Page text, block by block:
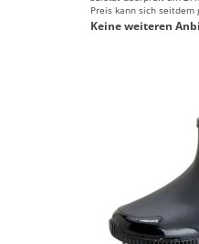
Preis kann sich seitdem
Keine weiteren